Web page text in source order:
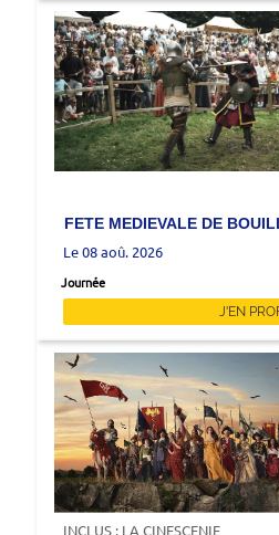
FETE MEDIEVALE DE
Le 08 aoû. 2026
Journée
J'EN
INCLUS : LA CINESCENIE